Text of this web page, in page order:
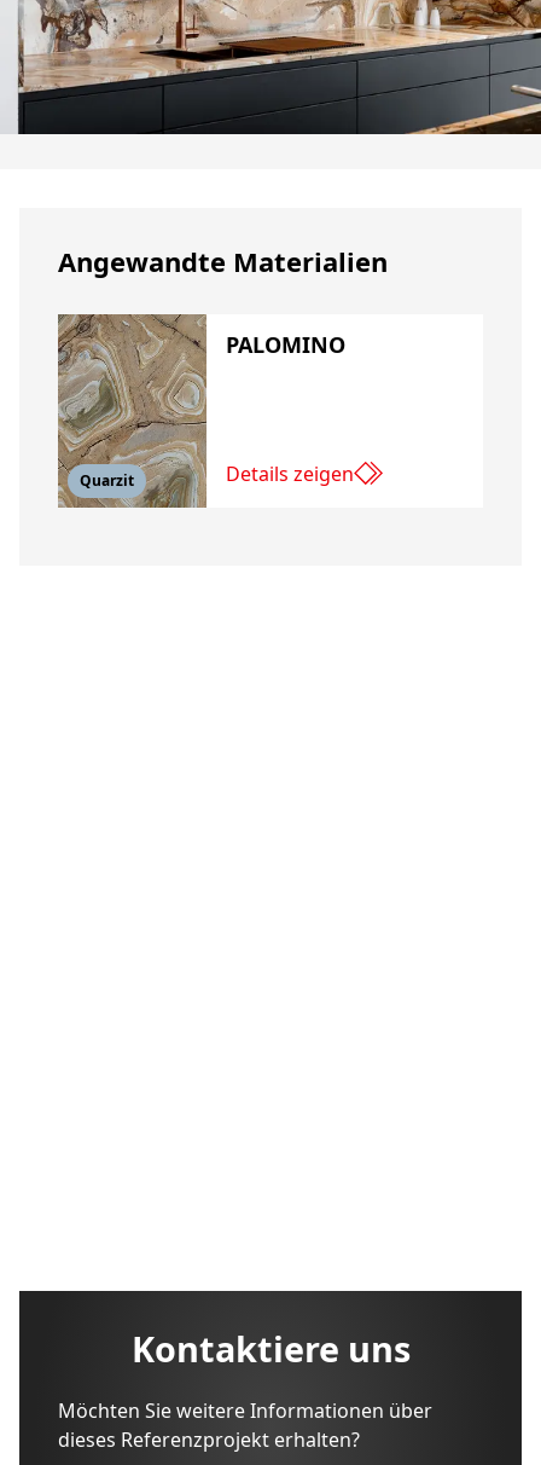
Angewandte Materialien
Quarzit
PALOMINO
Details zeigen
Kontaktiere uns
Möchten Sie weitere Informationen über
dieses Referenzprojekt erhalten?